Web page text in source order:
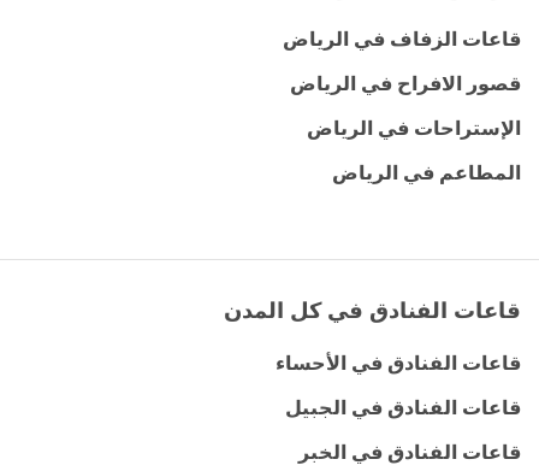
قاعات الزفاف في الرياض
قصور الافراح في الرياض
الإستراحات في الرياض
المطاعم في الرياض
قاعات الفنادق في كل المدن
قاعات الفنادق في الأحساء
قاعات الفنادق في الجبيل
قاعات الفنادق في الخبر